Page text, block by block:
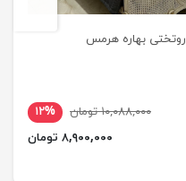
روتختی بهاره هرمس
۱۰,۰۸۸,۰۰۰ تومان
۱۲%
۸,۹۰۰,۰۰۰ تومان